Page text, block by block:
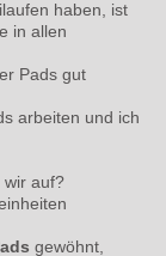
haben, ist
in allen
Pads gut
arbeiten und ich
wir auf?
gewöhnt,